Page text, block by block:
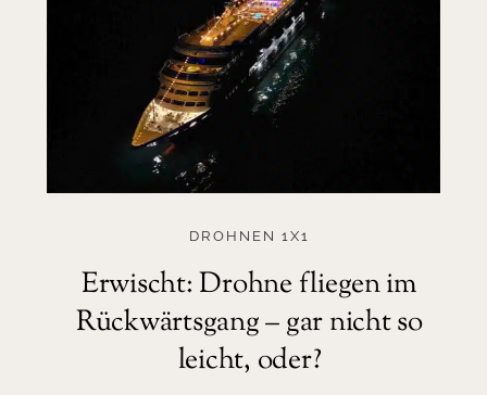
Erwischt: Drohne fliegen im
Rückwärtsgang – gar nicht so
leicht, oder?
DROHNEN 1X1